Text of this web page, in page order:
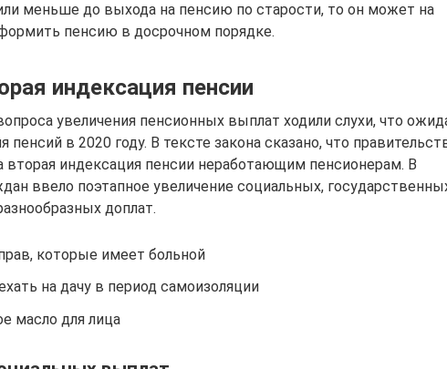
меньше до выхода на пенсию по старости, то он может на
пенсию в досрочном порядке.
индексация пенсии
увеличения пенсионных выплат ходили слухи, что
пенсий в 2020 году. В тексте закона сказано, что
вторая индексация пенсии неработающим пенсионерам. В
ввело поэтапное увеличение социальных,
доплат.
которые имеет больной
на дачу в период самоизоляции
масло для лица